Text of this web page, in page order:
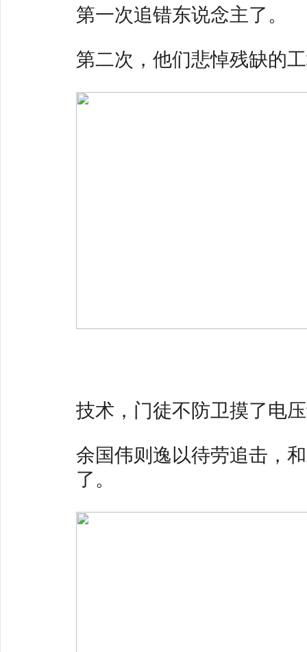
第一次追错东说念主了。
第二次，他们悲悼残缺的
技术，门徒不防卫摸了电
余国伟则逸以待劳追击，
了。